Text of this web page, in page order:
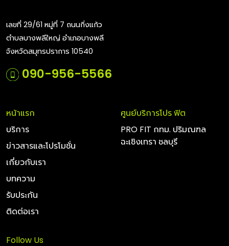
เลขที่ 29/61 หมู่ที่ 7 ถนนกิ่งแก้ว
ตำบลบางพลีใหญ่ อำเภอบางพลี
จังหวัดสมุทรปราการ 10540
090-956-5566
หน้าแรก
บริการ
ข่าวสารและโปรโมชั่น
เกี่ยวกับเรา
บทความ
รับประกัน
ติดต่อเรา
ศูนย์บริการโปร ฟิต
PRO FIT กทม. ปริมณฑล
ฉะเชิงเทรา ชลบุรี
Follow Us